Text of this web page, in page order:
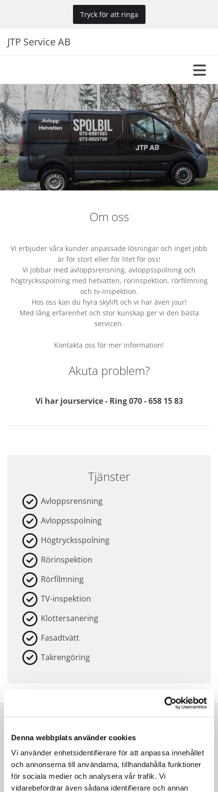
Denna webbplats använder cookies
Vi använder enhetsidentifierare för att anpassa innehållet
och annonserna till användarna, tillhandahålla funktioner
för sociala medier och analysera vår trafik. Vi
vidarebefordrar även sådana identifierare och annan
Tryck för att ringa
JTP Service AB
Om oss
Vi erbjuder våra kunder anpassade lösningar och inget jobb
är för stort eller för litet för oss!
Vi jobbar med avloppsrensning, avloppsspolning och
högtrycksspolning med hetvatten, rörinspektion, rörfilmning
och tv-inspektion.
Hos oss kan du hyra skylift och vi har även jour!
Med lång erfarenhet och stor kunskap ger vi den bästa
servicen.
Kontakta oss för mer information!
Akuta problem?
Vi har jourservice - Ring070 - 658 15 83
Tjänster
Avloppsrensning
Avloppsspolning
Högtrycksspolning
Rörinspektion
Rörfilmning
TV-inspektion
Klottersanering
Fasadtvätt
Takrengöring